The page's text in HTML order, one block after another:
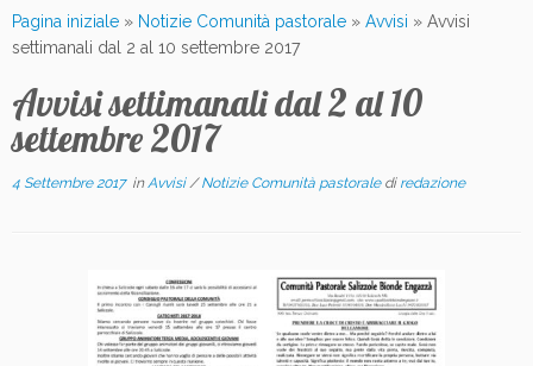
contenuto
Pagina iniziale » Notizie Comunità pastorale » Avvisi » Avvisi
settimanali dal 2 al 10 settembre 2017
Avvisi settimanali dal 2 al 10
settembre 2017
4 Settembre 2017inAvvisi/Notizie Comunità pastorale di redazione